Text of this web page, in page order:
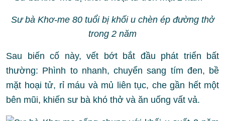
Sư bà Khơ-me 80 tuổi bị khối u chèn ép đường thở
trong 2 năm
Sau biến cố này, vết bớt bắt đầu phát triển bất
thường: Phình to nhanh, chuyển sang tím đen, bề
mặt hoại tử, rỉ máu và mủ liên tục, che gần hết một
bên mũi, khiến sư bà khó thở và ăn uống vất vả.